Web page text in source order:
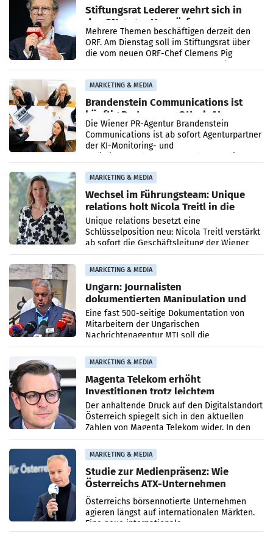
Stiftungsrat Lederer wehrt sich in
den SN gegen Vorwürfe
Mehrere Themen beschäftigen derzeit den
ORF. Am Dienstag soll im Stiftungsrat über
die vom neuen ORF-Chef Clemens Pig
MARKETING & MEDIA
Brandenstein Communications ist
künftig Partner von OtterlyAI
Die Wiener PR-Agentur Brandenstein
Communications ist ab sofort Agenturpartner
der KI-Monitoring- und
MARKETING & MEDIA
Wechsel im Führungsteam: Unique
relations holt Nicola Treitl in die
Geschäftsleitung
Unique relations besetzt eine
Schlüsselposition neu: Nicola Treitl verstärkt
ab sofort die Geschäftsleitung der Wiener
PR-Agentur an der Seite von Josef Kalina und
Anna Kalina-Mahr.
MARKETING & MEDIA
Ungarn: Journalisten
dokumentierten Manipulation und
Zensur
Eine fast 500-seitige Dokumentation von
Mitarbeitern der Ungarischen
Nachrichtenagentur MTI soll die
systematische Nachrichten-Manipulation und
Zensur bei der Agentur während der Zeit
MARKETING & MEDIA
Magenta Telekom erhöht
Investitionen trotz leichtem
Umsatzrückgang
Der anhaltende Druck auf den Digitalstandort
Österreich spiegelt sich in den aktuellen
Zahlen von Magenta Telekom wider. In den
ersten sechs Monaten des laufenden Jahres
verzeichnete
MARKETING & MEDIA
Studie zur Medienpräsenz: Wie
Österreichs ATX-Unternehmen
international wahrgenommen
werden
Österreichs börsennotierte Unternehmen
agieren längst auf internationalen Märkten.
Eine neue internationale
Medienresonanzanalyse untersucht die